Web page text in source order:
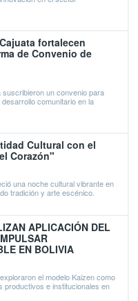
fortalecen
de Convenio de
suscribieron un convenio para
comunitario en la
Cultural con el
Corazón"
una noche cultural vibrante en
tradición y arte escénico.
APLICACIÓN DEL
EN BOLIVIA
el modelo Kaizen como
productivos e institucionales en